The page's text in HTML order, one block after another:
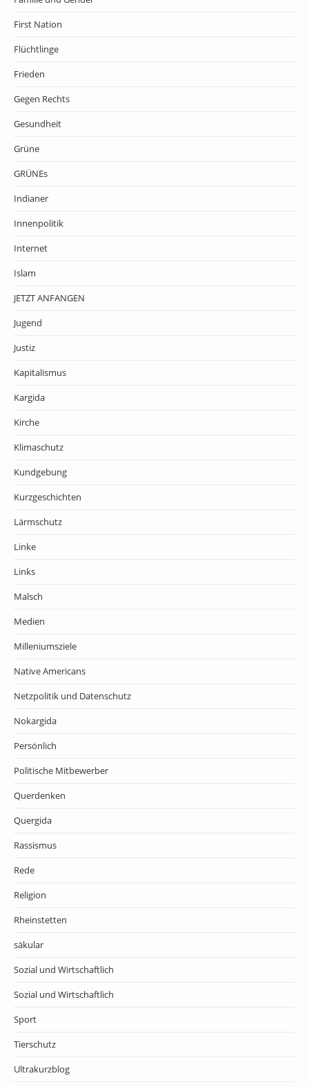
First Nation
Flüchtlinge
Frieden
Gegen Rechts
Gesundheit
Grüne
GRÜNEs
Indianer
Innenpolitik
Internet
Islam
JETZT ANFANGEN
Jugend
Justiz
Kapitalismus
Kargida
Kirche
Klimaschutz
Kundgebung
Kurzgeschichten
Lärmschutz
Linke
Links
Malsch
Medien
Milleniumsziele
Native Americans
Netzpolitik und Datenschutz
Nokargida
Persönlich
Politische Mitbewerber
Querdenken
Quergida
Rassismus
Rede
Religion
Rheinstetten
säkular
Sozial und Wirtschaftlich
Sozial und Wirtschaftlich
Sport
Tierschutz
Ultrakurzblog